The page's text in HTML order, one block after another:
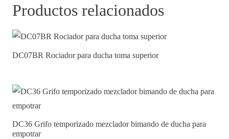
Productos relacionados
DC07BR Rociador para ducha toma superior
DC36 Grifo temporizado mezclador bimando de ducha para
empotrar